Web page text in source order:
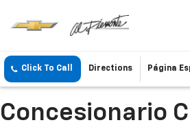
Click To Call Directions Página
Concesionario